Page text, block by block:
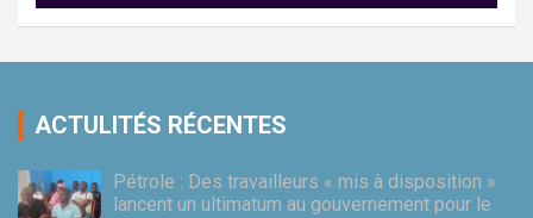
ACTULITÉS RÉCENTES
Pétrole : Des travailleurs « mis à disposition »
lancent un ultimatum au gouvernement pour le